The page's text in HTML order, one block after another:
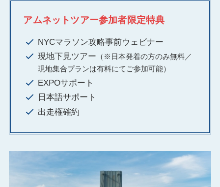
アムネットツアー参加者限定特典
NYCマラソン攻略事前ウェビナー
現地下見ツアー （※日本発着の方のみ無料／
現地集合プランは有料にてご参加可能）
EXPOサポート
日本語サポート
出走権確約